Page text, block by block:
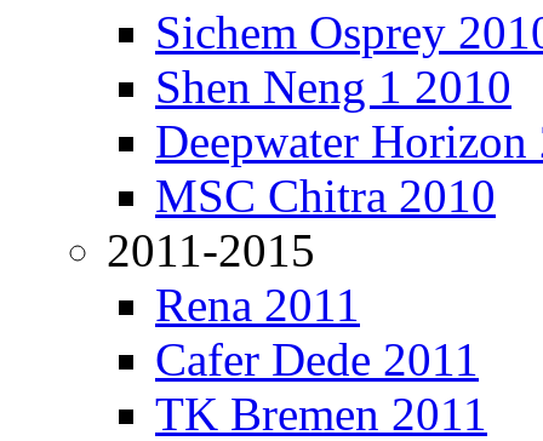
Sichem Osprey
Shen Neng 1 2010
Deepwater Horizon
MSC Chitra 2010
2011-2015
Rena 2011
Cafer Dede 2011
TK Bremen 2011